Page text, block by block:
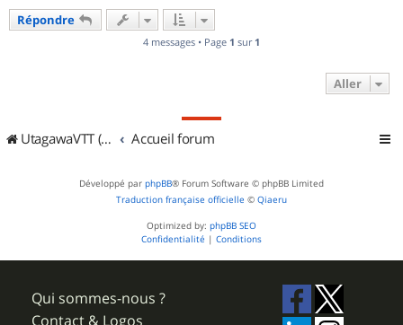
Répondre
4 messages • Page 1 sur 1
Aller
UtagawaVTT (Randos VTT et VTTAE avec traces GPS) Accueil forum
Développé par phpBB® Forum Software © phpBB Limited
Traduction française officielle © Qiaeru
Optimized by: phpBB SEO
Confidentialité | Conditions
Qui sommes-nous ?
Contact & Logos